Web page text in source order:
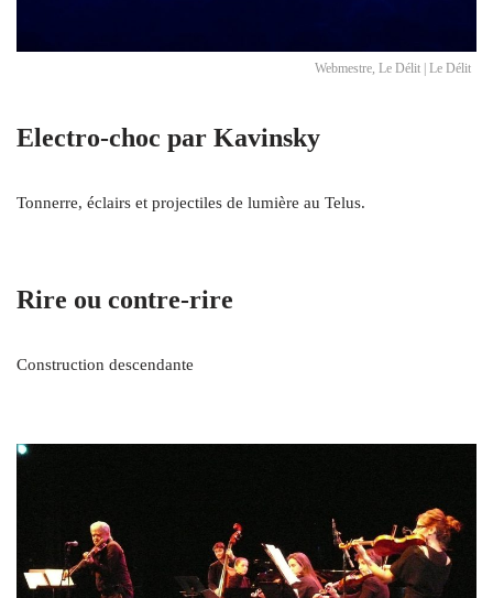
Webmestre, Le Délit | Le Délit
Electro-choc par Kavinsky
Tonnerre, éclairs et projectiles de lumière au Telus.
Rire ou contre-rire
Construction descendante